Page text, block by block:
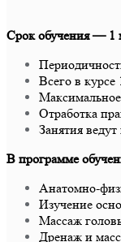
Срок обучения — 1
Всего в курсе
Отработка
Занятия
В программе
Анатомно-
Изучение
Массаж
Дренаж и